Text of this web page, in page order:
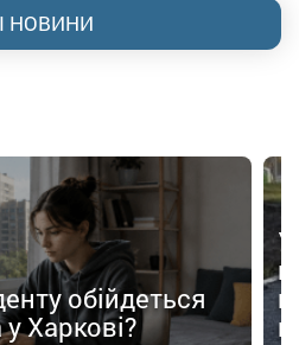
НОВИНИ
обійдеться
Харкові?